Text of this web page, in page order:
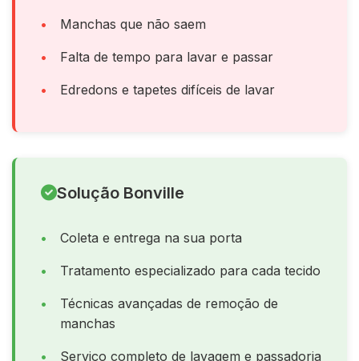
Manchas que não saem
Falta de tempo para lavar e passar
Edredons e tapetes difíceis de lavar
Solução Bonville
Coleta e entrega na sua porta
Tratamento especializado para cada tecido
Técnicas avançadas de remoção de
manchas
Serviço completo de lavagem e passadoria